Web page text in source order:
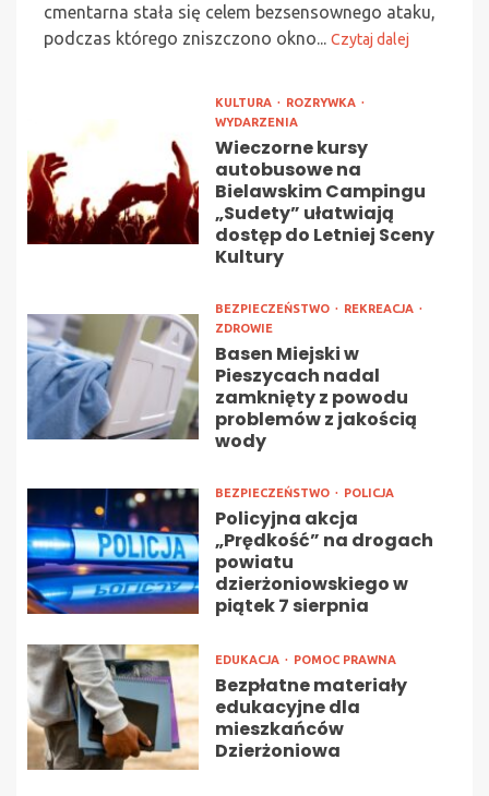
cmentarna stała się celem bezsensownego ataku,
podczas którego zniszczono okno... Czytaj dalej
KULTURA
ROZRYWKA
WYDARZENIA
Wieczorne kursy
autobusowe na
Bielawskim Campingu
„Sudety” ułatwiają
dostęp do Letniej Sceny
Kultury
BEZPIECZEŃSTWO
REKREACJA
ZDROWIE
Basen Miejski w
Pieszycach nadal
zamknięty z powodu
problemów z jakością
wody
BEZPIECZEŃSTWO POLICJA
Policyjna akcja
„Prędkość” na drogach
powiatu
dzierżoniowskiego w
piątek 7 sierpnia
EDUKACJA POMOC PRAWNA
Bezpłatne materiały
edukacyjne dla
mieszkańców
Dzierżoniowa